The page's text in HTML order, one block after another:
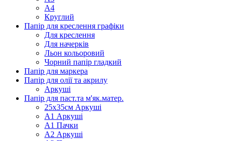
А4
Круглий
Папір для креслення графіки
Для креслення
Для начерків
Льон кольоровий
Чорний папір гладкий
Папір для маркера
Папір для олії та акрилу
Аркуші
Папір для паст.та м'як.матер.
25х35см Аркуші
А1 Аркуші
А1 Пачки
А2 Аркуші